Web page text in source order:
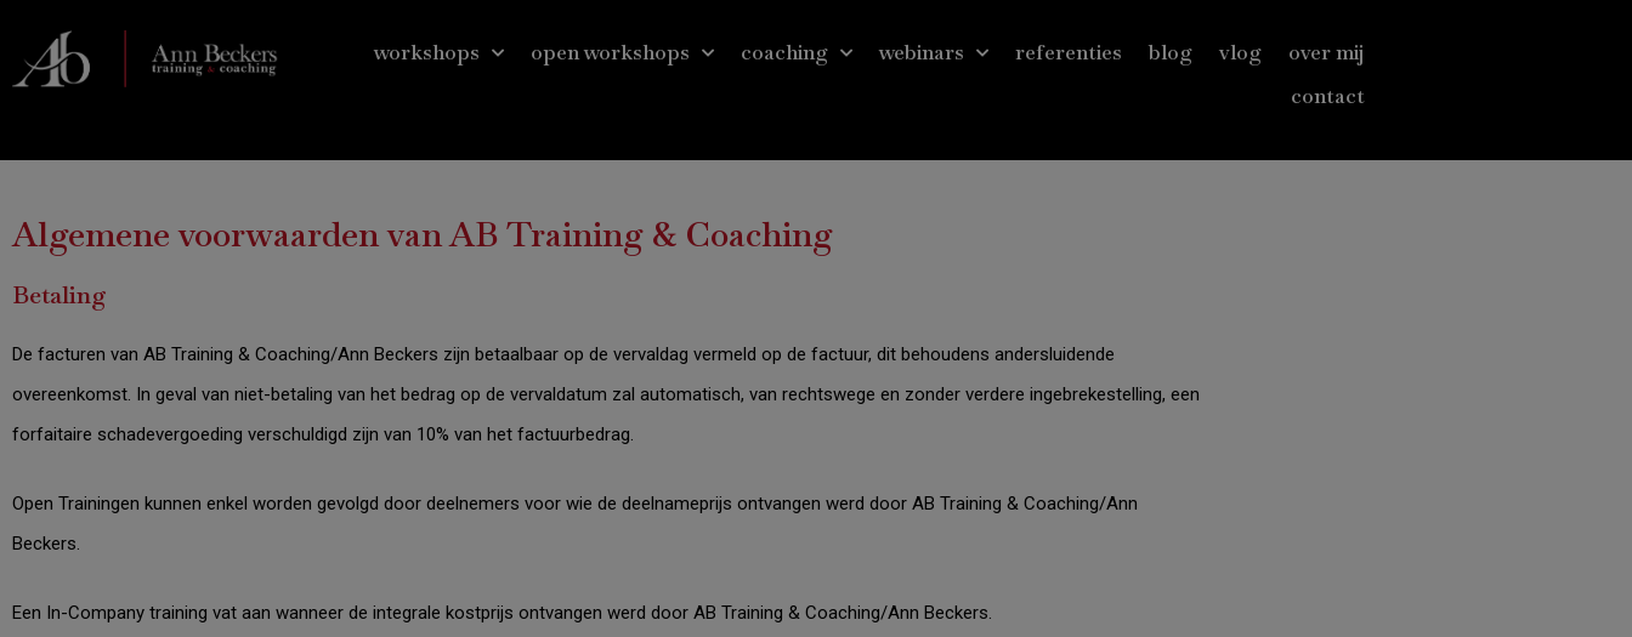
de
workshops open workshops coaching webinars referenties blog vlog
over mij
contact
Algemene voorwaarden van AB Training & Coaching
Betaling
De facturen van AB Training & Coaching/Ann Beckers zijn betaalbaar op de vervaldag vermeld op de factuur, dit behoudens andersluidende
overeenkomst. In geval van niet-betaling van het bedrag op de vervaldatum zal automatisch, van rechtswege en zonder verdere ingebrekestelling, een
forfaitaire schadevergoeding verschuldigd zijn van 10% van het factuurbedrag.
Open Trainingen kunnen enkel worden gevolgd door deelnemers voor wie de deelnameprijs ontvangen werd door AB Training & Coaching/Ann
Beckers.
Een In-Company training vat aan wanneer de integrale kostprijs ontvangen werd door AB Training & Coaching/Ann Beckers.